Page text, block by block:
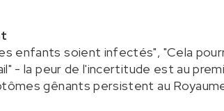
enfants soient infectés", "Cela
- la peur de l'incertitude est au
gênants persistent au